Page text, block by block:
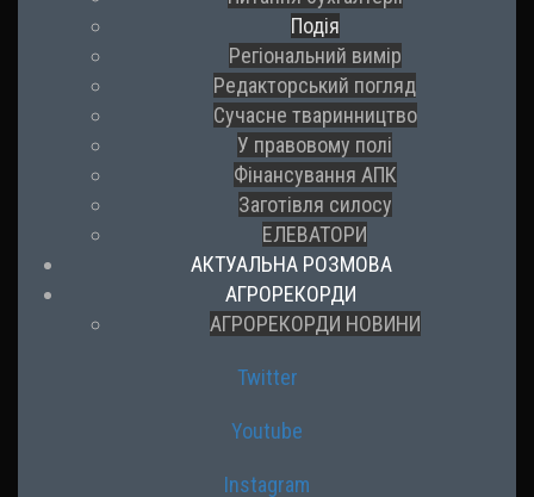
Подія
Регіональний вимір
Редакторський погляд
Сучасне тваринництво
У правовому полі
Фінансування АПК
Заготівля силосу
ЕЛЕВАТОРИ
АКТУАЛЬНА РОЗМОВА
АГРОРЕКОРДИ
АГРОРЕКОРДИ НОВИНИ
Twitter
Youtube
Instagram